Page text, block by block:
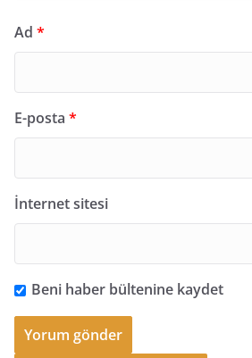
Ad *
E-posta *
İnternet sitesi
Beni haber bültenine kaydet